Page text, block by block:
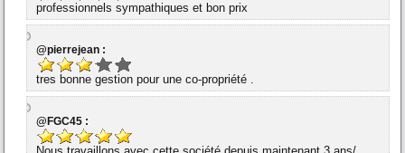
professionnels sympathiques et bon prix
@pierrejean :
tres bonne gestion pour une co-propriété .
@FGC45 :